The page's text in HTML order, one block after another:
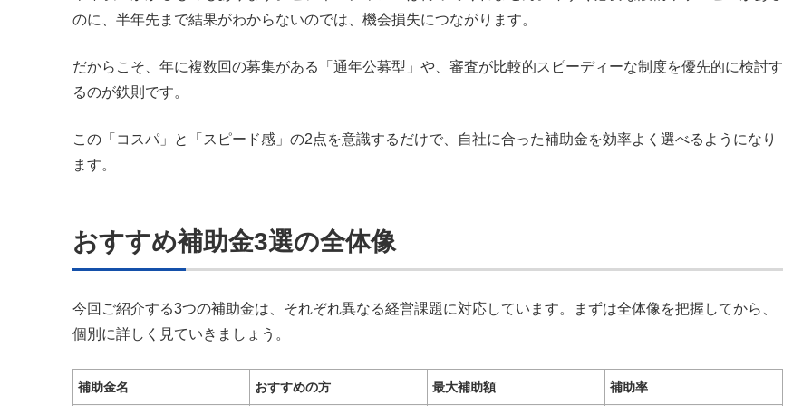
のに、半年先まで結果がわからないのでは、機会損失につながります。
だからこそ、年に複数回の募集がある「通年公募型」や、審査が比較的スピーディーな制度を優先的に検討す
るのが鉄則です。
この「コスパ」と「スピード感」の2点を意識するだけで、自社に合った補助金を効率よく選べるようになり
ます。
おすすめ補助金3選の全体像
今回ご紹介する3つの補助金は、それぞれ異なる経営課題に対応しています。まずは全体像を把握してから、
個別に詳しく見ていきましょう。
補助金名 おすすめの方 最大補助額 補助率